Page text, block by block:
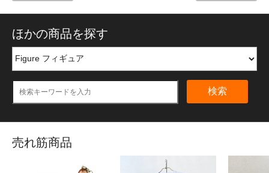
ほかの商品を探す
検索
売れ筋商品